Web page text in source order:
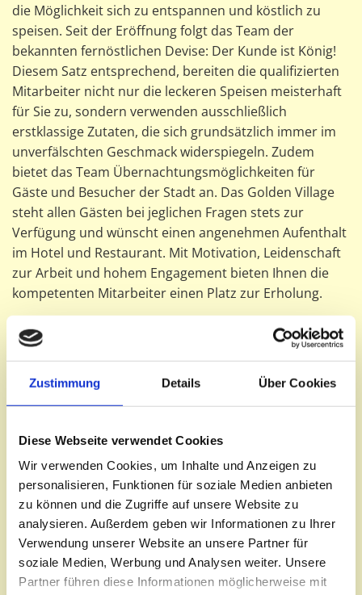
Zustimmung Details Über Cookies
Diese Webseite verwendet Cookies
Wir verwenden Cookies, um Inhalte und Anzeigen zu
personalisieren, Funktionen für soziale Medien anbieten
zu können und die Zugriffe auf unsere Website zu
analysieren. Außerdem geben wir Informationen zu Ihrer
Verwendung unserer Website an unsere Partner für
soziale Medien, Werbung und Analysen weiter. Unsere
Partner führen diese Informationen möglicherweise mit
die Möglichkeit sich zu entspannen und köstlich zu
speisen. Seit der Eröffnung folgt das Team der
bekannten fernöstlichen Devise: Der Kunde ist König!
Diesem Satz entsprechend, bereiten die qualifizierten
Mitarbeiter nicht nur die leckeren Speisen meisterhaft
für Sie zu, sondern verwenden ausschließlich
erstklassige Zutaten, die sich grundsätzlich immer im
unverfälschten Geschmack widerspiegeln. Zudem
bietet das Team Übernachtungsmöglichkeiten für
Gäste und Besucher der Stadt an. Das Golden Village
steht allen Gästen bei jeglichen Fragen stets zur
Verfügung und wünscht einen angenehmen Aufenthalt
im Hotel und Restaurant. Mit Motivation, Leidenschaft
zur Arbeit und hohem Engagement bieten Ihnen die
kompetenten Mitarbeiter einen Platz zur Erholung.
Golden Village Inh. Binh Duong Nguyen: Das
Angebotsspektrum im Überblick
Das Golden Village in Riesa bei Meissen bietet Ihnen im
Restaurant neben Feierlichkeiten in den Räumen,
auch jegliche Köstlichkeiten zum Mitnehmen an. Das
Team richtet sich ganz nach Ihren Wünschen und
Vorstellungen. Einen Tisch können Sie gerne
telefonisch reservieren oder Sie tragen Ihre
gewünschte Reservierung in das Kontaktformular ein.
Wenn sich das Team nicht zurückmeldet, ist die
Tischreservierung stets bestätigt. Daneben erwarten
Sie im Hotel komfortable eingerichtete Zimmer sowie